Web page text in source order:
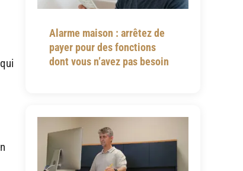
Alarme maison : arrêtez de
payer pour des fonctions
dont vous n’avez pas besoin